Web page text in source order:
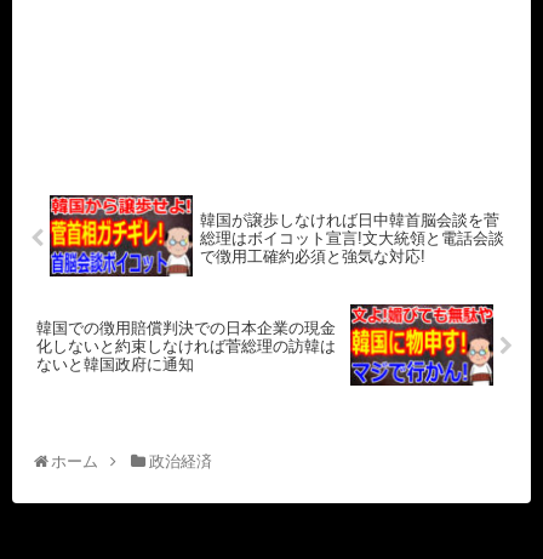
韓国が譲歩しなければ日中韓首脳会談を菅
総理はボイコット宣言!文大統領と電話会談
で徴用工確約必須と強気な対応!
韓国での徴用賠償判決での日本企業の現金
化しないと約束しなければ菅総理の訪韓は
ないと韓国政府に通知
ホーム 政治経済